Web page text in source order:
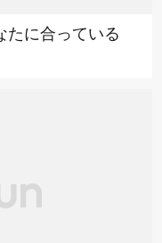
たに合っている